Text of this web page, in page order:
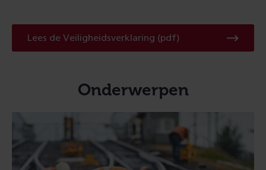
Lees de Veiligheidsverklaring (pdf)
Onderwerpen